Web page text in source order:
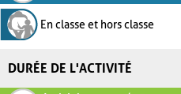
En classe et hors classe
DURÉE DE L'ACTIVITÉ